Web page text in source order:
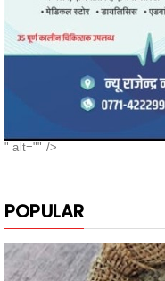
POPULAR